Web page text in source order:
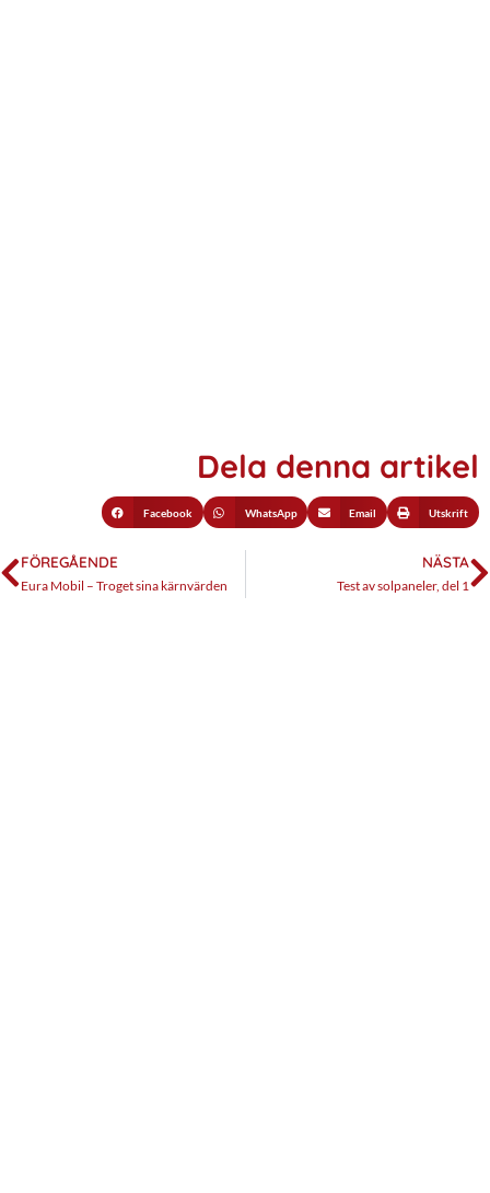
Dela denna artikel
Facebook WhatsApp Email Utskrift
FÖREGÅENDE
Eura Mobil – Troget sina kärnvärden
NÄSTA
Test av solpaneler, del 1